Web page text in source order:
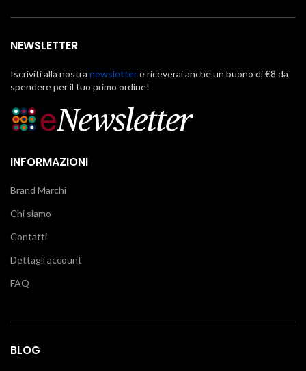
NEWSLETTER
Iscriviti alla nostra newslettere riceverai anche un buono di €8 da
spendere per il tuo primo ordine!
INFORMAZIONI
Brand Marchi
Chi siamo
Contatti
Dettagli account
FAQ
BLOG